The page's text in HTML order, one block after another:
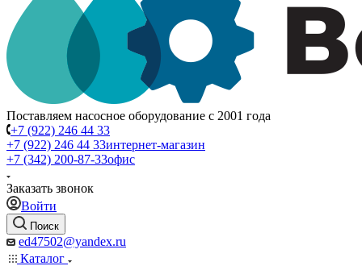
Поставляем насосное оборудование с 2001 года
+7 (922) 246 44 33
+7 (922) 246 44 33интернет-магазин
+7 (342) 200-87-33офис
Заказать звонок
Войти
Поиск
ed47502@yandex.ru
Каталог